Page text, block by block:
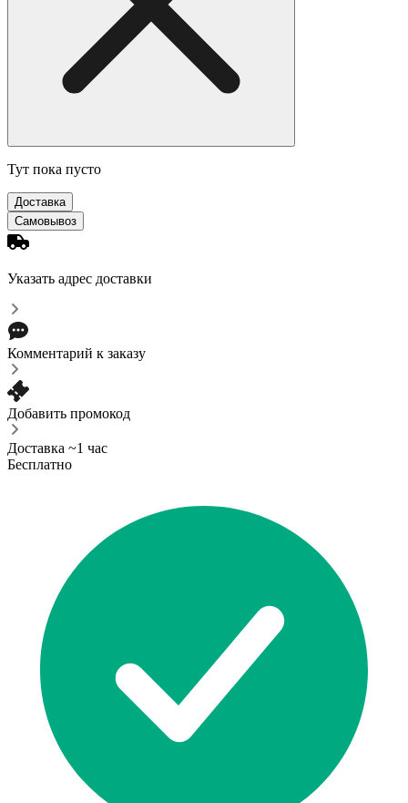
Тут пока пусто
Доставка
Самовывоз
Указать адрес доставки
Комментарий к заказу
Добавить промокод
Доставка ~1 час
Бесплатно